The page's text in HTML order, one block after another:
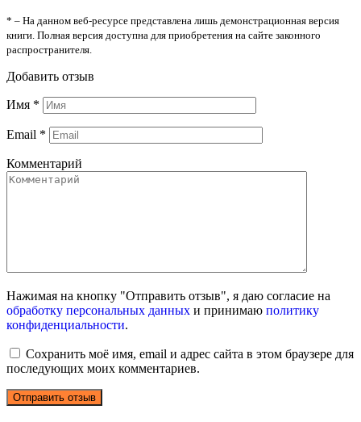
* – На данном веб-ресурсе представлена лишь демонстрационная версия
книги. Полная версия доступна для приобретения на сайте законного
распространителя.
Добавить отзыв
Имя *
Email *
Комментарий
Нажимая на кнопку "Отправить отзыв", я даю согласие на
обработку персональных данных и принимаю политику
конфиденциальности.
Сохранить моё имя, email и адрес сайта в этом браузере для
последующих моих комментариев.